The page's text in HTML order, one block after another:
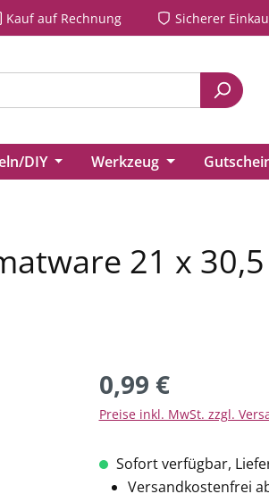
Kauf auf Rechnung Sicherer
DIY Werkzeug
21 x
0,99 €
Preise inkl. MwSt. zzgl.
Sofort verfügbar,
Versandkostenfrei